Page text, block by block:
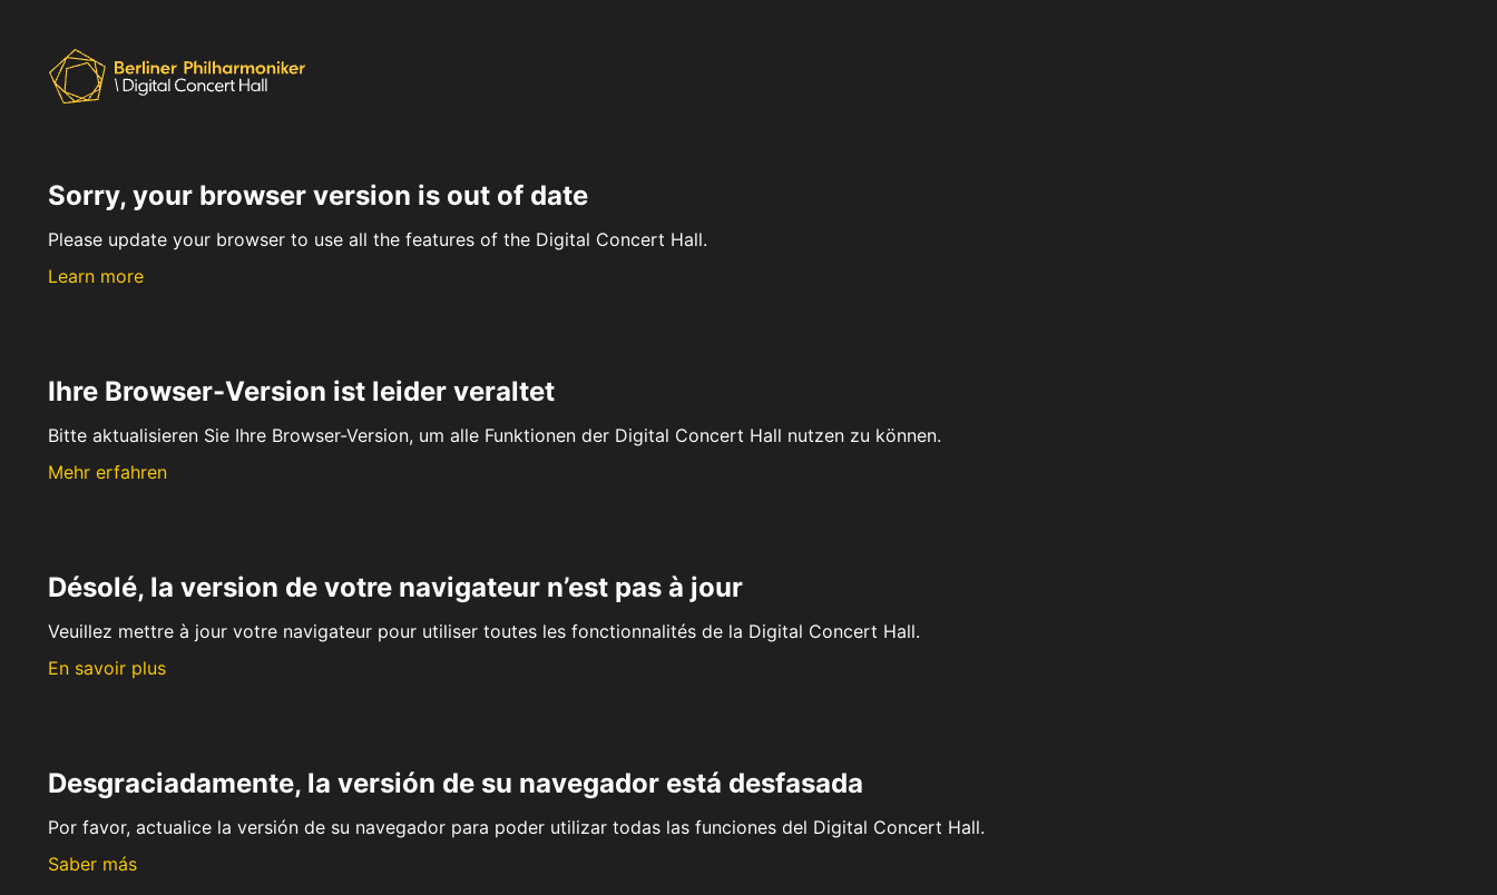
Sorry, your browser version is out of date
Please update your browser to use all the features of the Digital Concert Hall.
Learn more
Ihre Browser-Version ist leider veraltet
Bitte aktualisieren Sie Ihre Browser-Version, um alle Funktionen der Digital Concert Hall nutzen zu können.
Mehr erfahren
Désolé, la version de votre navigateur n’est pas à jour
Veuillez mettre à jour votre navigateur pour utiliser toutes les fonctionnalités de la Digital Concert Hall.
En savoir plus
Desgraciadamente, la versión de su navegador está desfasada
Por favor, actualice la versión de su navegador para poder utilizar todas las funciones del Digital Concert Hall.
Saber más